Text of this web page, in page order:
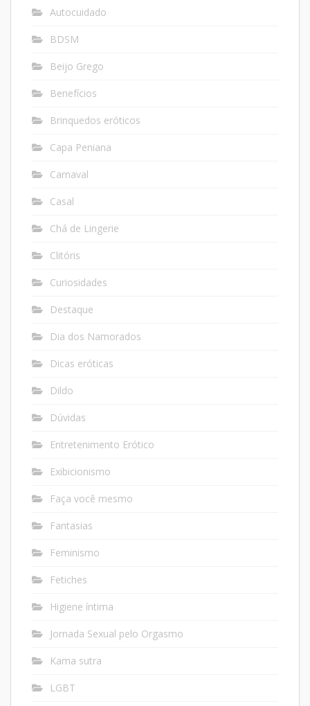
Autocuidado
BDSM
Beijo Grego
Benefícios
Brinquedos eróticos
Capa Peniana
Carnaval
Casal
Chá de Lingerie
Clitóris
Curiosidades
Destaque
Dia dos Namorados
Dicas eróticas
Dildo
Dúvidas
Entretenimento Erótico
Exibicionismo
Faça você mesmo
Fantasias
Feminismo
Fetiches
Higiene íntima
Jornada Sexual pelo Orgasmo
Kama sutra
LGBT